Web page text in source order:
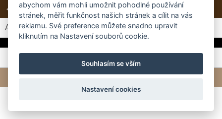
← Předchozí Zpět do složky
Automatické procházení:3|4|5|6|7(čas ve vteřinách)
abychom vám mohli umožnit pohodlné používání
stránek, měřit funkčnost našich stránek a cílit na vás
reklamu. Své preference můžete snadno upravit
kliknutím na Nastavení souborů cookie.
Souhlasím se vším
Nastavení cookies